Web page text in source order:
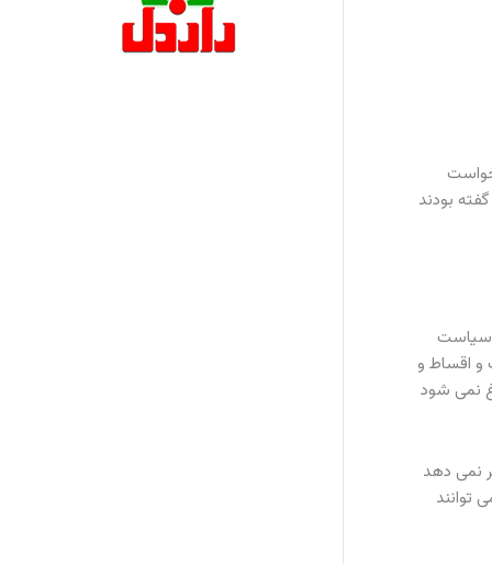
می خواست
بودند
سیاست
خورد. پیش پرداخت و اقساط و
نمی شود
نمی دهد
توانند